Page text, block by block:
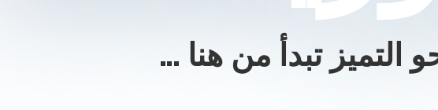
التميز تبدأ من هنا …